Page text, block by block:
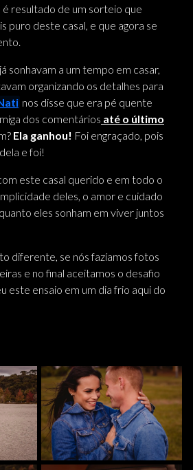
resultado de um sorteio que
puro deste casal, e que agora se
já sonhavam a um tempo em casar,
organizando os detalhes para
nos disse que era pé quente
dos comentários até o último
Ela ganhou! Foi engraçado, pois
e foi!
este casal querido e em todo o
deles, o amor e cuidado
eles sonham em viver juntos
diferente, se nós fazíamos fotos
e no final aceitamos o desafio
este ensaio em um dia frio aqui do